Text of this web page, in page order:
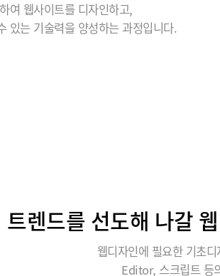
여 웹사이트를 디자인하고,
있는 기술력을 양성하는 과정입니다.
트렌드를 선도해 나갈
웹디자인에 필요한 기초
Editor, 스크립트 등